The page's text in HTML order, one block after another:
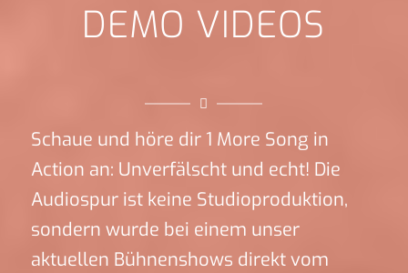
DEMO VIDEOS
Schaue und höre dir 1 More Song in
Action an: Unverfälscht und echt! Die
Audiospur ist keine Studioproduktion,
sondern wurde bei einem unser
aktuellen Bühnenshows direkt vom